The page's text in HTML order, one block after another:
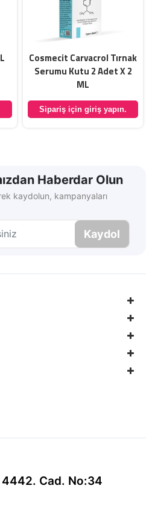
Cosmecit Carvacrol Tırnak
Serumu Kutu 2 Adet X 2
ML
Sipariş için giriş yapın.
Haberdar Olun
kaydolun, kampanyaları
Kaydol
Cad. No:34